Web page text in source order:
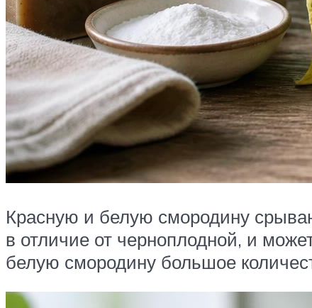
Красную и белую смородину
в отличие от черноплодной, и
белую смородину большое